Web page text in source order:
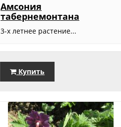
Амсония
табернемонтана
3-х летнее растение...
Купить